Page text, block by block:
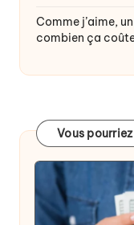
Comme j’aime,
combien ça
Vous